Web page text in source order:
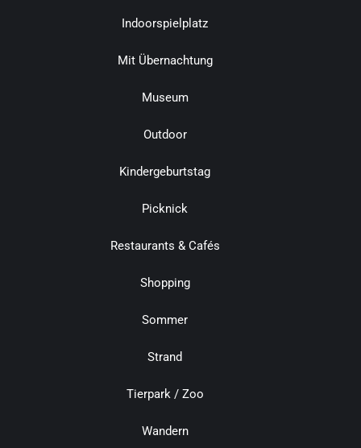
Indoorspielplatz
Mit Übernachtung
Museum
Outdoor
Kindergeburtstag
Picknick
Restaurants & Cafés
Shopping
Sommer
Strand
Tierpark / Zoo
Wandern